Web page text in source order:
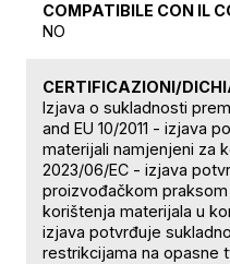
COMPATIBILE CON IL
NO
CERTIFICAZIONI/
Izjava o sukladnosti
and EU 10/2011 - izjava
materijali namjenjeni za
2023/06/EC - izjava
proizvođačkom
korištenja materijala u
izjava potvrđuje
restrikcijama na opasne